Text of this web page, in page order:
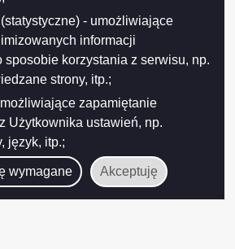
- umożliwiające
informacji
sposobie korzystania z serwisu, np.
strony, itp.;
zapamiętanie
Użytkownika ustawień, np.
język, itp.;
wymagane Akceptuję